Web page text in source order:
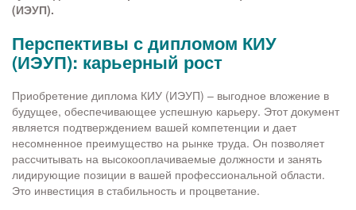
(ИЭУП).
Перспективы с дипломом КИУ
(ИЭУП): карьерный рост
Приобретение диплома КИУ (ИЭУП) – выгодное вложение в
будущее, обеспечивающее успешную карьеру. Этот документ
является подтверждением вашей компетенции и дает
несомненное преимущество на рынке труда. Он позволяет
рассчитывать на высокооплачиваемые должности и занять
лидирующие позиции в вашей профессиональной области.
Это инвестиция в стабильность и процветание.